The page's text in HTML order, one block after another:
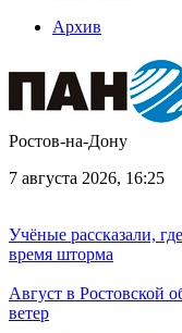
Архив
Ростов-на-Дону
7 августа 2026, 16:25
Учёные рассказали,
время шторма
Август в Ростовской
ветер